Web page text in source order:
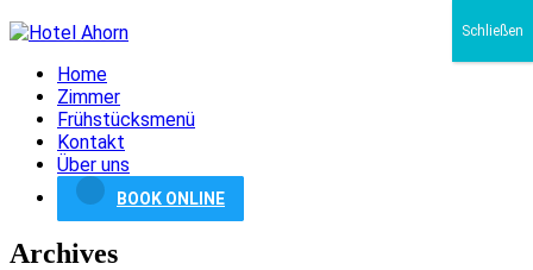
Home
Zimmer
Frühstücksmenü
Kontakt
Über uns
BOOK ONLINE
Archives
Schließen